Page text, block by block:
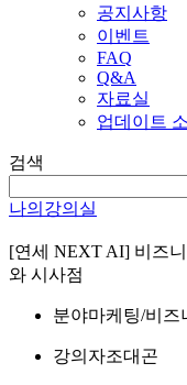
공지사항
이벤트
FAQ
Q&A
자료실
업데이트
검색
나의강의실
[연세 NEXT AI] 비즈
와 시사점
분야마케팅/비즈
강의자조대곤